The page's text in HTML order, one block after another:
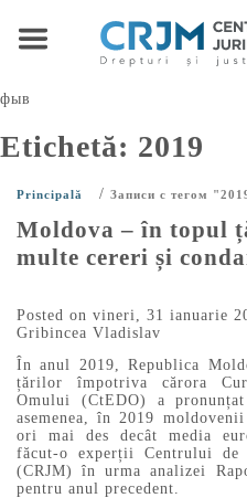
фыв
Etichetă: 2019
Principală / Записи с тегом
Moldova – în topul
multe cereri și
Posted on vineri, 31 ianuarie
Gribincea Vladislav
În anul 2019, Republica
țărilor împotriva cărora
Omului (CtEDO) a
asemenea, în 2019
ori mai des decât media
făcut-o experții Centrului de
(CRJM) în urma analizei
pentru anul precedent.